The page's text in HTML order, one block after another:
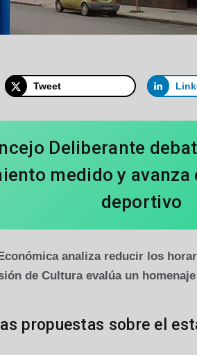
Tweet
Deliberante
medido y
deportivo
analiza reducir los
de Cultura evalúa un
propuestas sobre el